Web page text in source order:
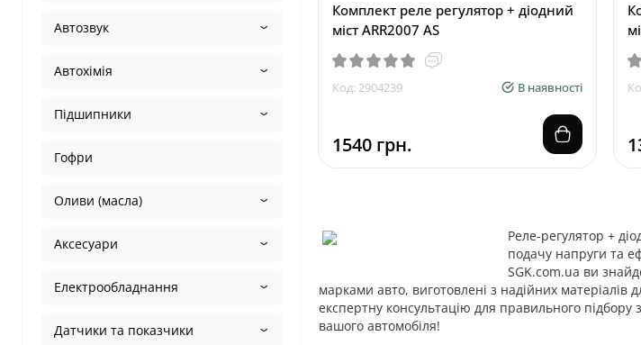
Автозвук
Автохімія
Підшипники
Гофри
Оливи (масла)
Аксесуари
Електрообладнання
Датчики та показчики
Комплект реле регулятор + діодний
міст ARR2007 AS
Код: 2904239 В наявності
1540 грн.
Реле-регулятор +
подачу напруги та
SGK.com.ua ви
марками авто, виготовлені з надійних матеріалів
експертну консультацію для правильного
вашого автомобіля!